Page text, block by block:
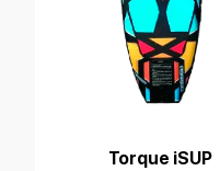
Torque iSUP